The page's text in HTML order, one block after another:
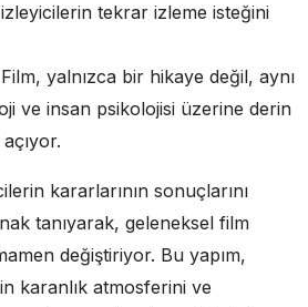
tekrar izleme isteğini
Film, yalnızca bir hikaye değil, aynı
ve insan psikolojisi üzerine derin
kararlarının sonuçlarını
tanıyarak, geleneksel film
değiştiriyor. Bu yapım,
karanlık atmosferini ve